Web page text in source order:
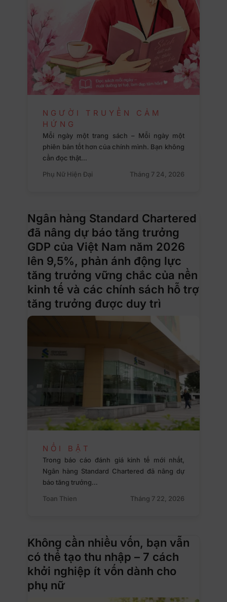
NGƯỜI TRUYỀN CẢM
HỨNG
Mỗi ngày một trang sách – Mỗi ngày một
phiên bản tốt hơn của chính mình. Bạn không
cần đọc thật…
Phụ Nữ Hiện Đại
Tháng 7 24, 2026
Ngân hàng Standard Chartered
đã nâng dự báo tăng trưởng
GDP của Việt Nam năm 2026
lên 9,5%, phản ánh động lực
tăng trưởng vững chắc của nền
kinh tế và các chính sách hỗ trợ
tăng trưởng được duy trì
NỔI BẬT
Trong báo cáo đánh giá kinh tế mới nhất,
Ngân hàng Standard Chartered đã nâng dự
báo tăng trưởng…
Toan Thien
Tháng 7 22, 2026
Không cần nhiều vốn, bạn vẫn
có thể tạo thu nhập – 7 cách
khởi nghiệp ít vốn dành cho
phụ nữ